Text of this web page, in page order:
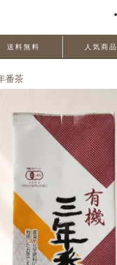
送料無料 人気商品
番茶